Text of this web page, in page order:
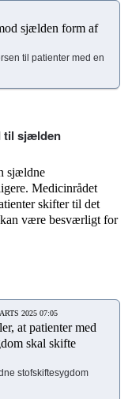
sjælden form af
til patienter med en
til sjælden
sjældne
Medicinrådet
skifter til det
være besværligt for
2025 07:05
at patienter med
skal skifte
stofskiftesygdom